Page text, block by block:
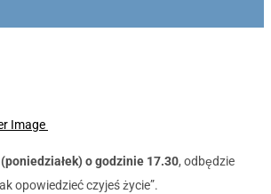
Image
o godzinie 17.30, odbędzie
opowiedzieć czyjeś życie”.